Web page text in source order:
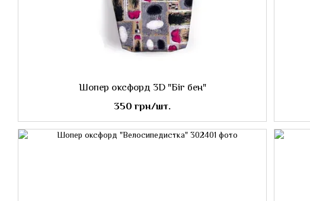
Шопер оксфорд 3D "Біг бен"
350 грн/шт.